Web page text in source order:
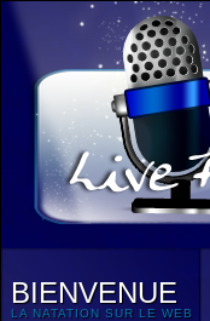
BIENVENUE
LA NATATION SUR LE WEB